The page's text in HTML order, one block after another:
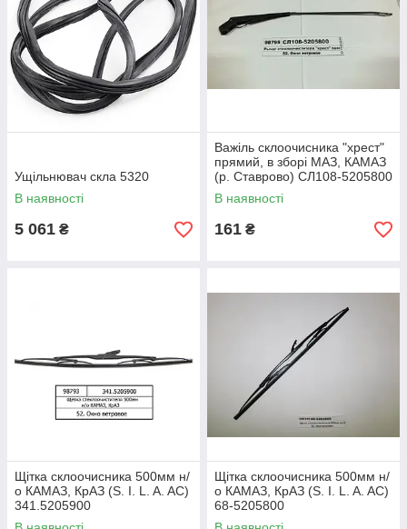
Ущільнювач скла 5320
В наявності
5 061 ₴
Важіль склоочисника "хрест"
прямий, в зборі МАЗ, КАМАЗ
(р. Ставрово) СЛ108-5205800
В наявності
161 ₴
Щітка склоочисника 500мм н/
о КАМАЗ, КрАЗ (S. I. L. A. AC)
341.5205900
Щітка склоочисника 500мм н/
о КАМАЗ, КрАЗ (S. I. L. A. AC)
68-5205800